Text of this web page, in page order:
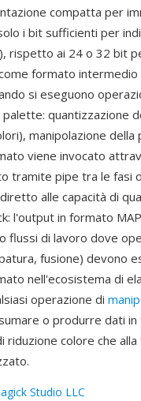
compatta per
i bit sufficienti per
rispetto ai 24 o 32 bit
formato intermedio
si eseguono
quantizzazione
manipolazione
viene invocato
tramite pipe tra le fasi
alle capacità di
l'output in formato
flussi di lavoro dove
fusione) devono
nell'ecosistema di
operazione di
o produrre dati
riduzione colore che
Studio LLC